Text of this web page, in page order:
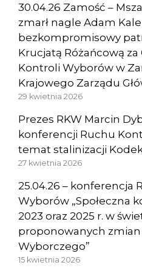
30.04.26 Zamość –
zmarł nagle Adam
bezkompromisowy
Krucjatą Różańcową
Kontroli Wyborów w
Krajowego Zarządu
29 kwietnia 2026
Prezes RKW Marcin
konferencji Ruchu
temat stalinizacji
27 kwietnia 2026
25.04.26 – konferencja
Wyborów „Społeczna
2023 oraz 2025 r. w
proponowanych zmian
Wyborczego”
15 kwietnia 2026